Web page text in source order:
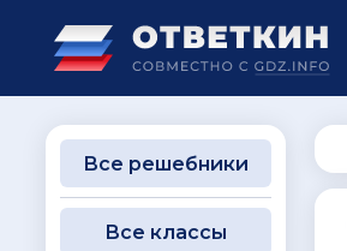
Все решебники
Все классы